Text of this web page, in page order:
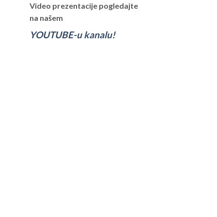
Video prezentacije pogledajte
na našem
YOUTUBE-u kanalu!